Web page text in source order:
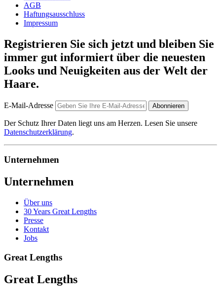
AGB
Haftungsausschluss
Impressum
Registrieren Sie sich jetzt und bleiben Sie
immer gut informiert über die neuesten
Looks und Neuigkeiten aus der Welt der
Haare.
E-Mail-Adresse Abonnieren
Der Schutz Ihrer Daten liegt uns am Herzen. Lesen Sie unsere
Datenschutzerklärung.
Unternehmen
Unternehmen
Über uns
30 Years Great Lengths
Presse
Kontakt
Jobs
Great Lengths
Great Lengths